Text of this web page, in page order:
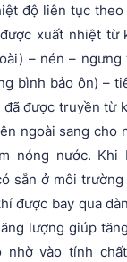
độ liên tục theo
xuất nhiệt từ
– nén –
bình bảo ôn) –
được truyền từ
ngoài sang cho
nóng nước. Khi
sẵn ở môi
được bay qua
lượng giúp
nhờ vào tính